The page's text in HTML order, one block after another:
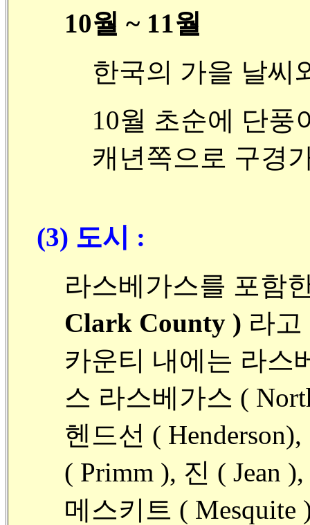
10월 ~ 11월
한국의 가을 날씨
10월 초순에 단풍
캐년쪽으로 구경
(3) 도시 :
라스베가스를 포함
Clark County ) 라
카운티 내에는 라스
스 라스베가스 (
헨드선 (
( Primm ), 진 ( Jean ),
메스키트 (